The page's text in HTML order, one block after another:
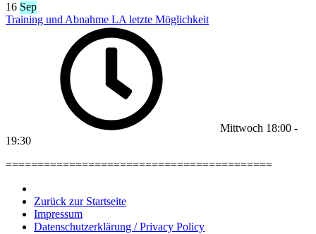
16 Sep
Training und Abnahme LA letzte Möglichkeit
Mittwoch 18:00 -
19:30
==========================================
Zurück zur Startseite
Impressum
Datenschutzerklärung / Privacy Policy